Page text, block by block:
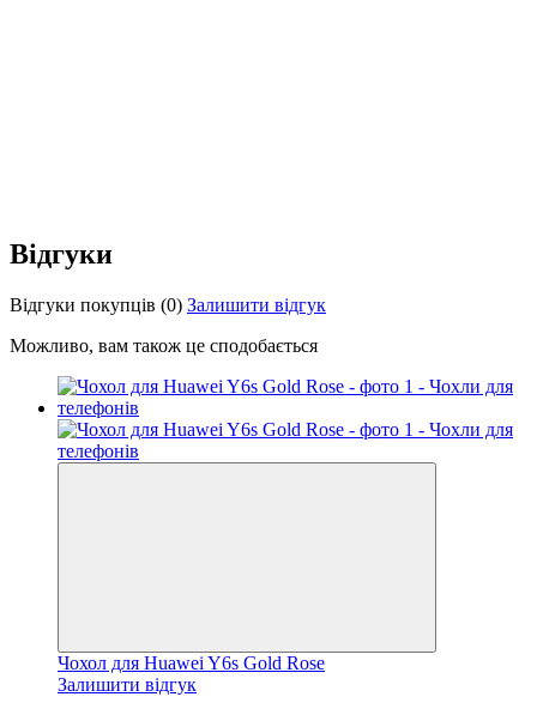
Відгуки
Відгуки покупців (0) Залишити відгук
Можливо, вам також це сподобається
Чохол для Huawei Y6s Gold Rose
Залишити відгук